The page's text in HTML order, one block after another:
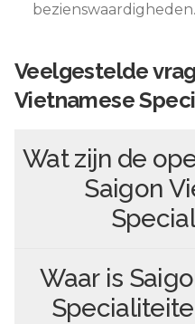
bezienswaardigheden.
Veelgestelde
Vietnamese
Wat zijn de
Saigon
Waar is